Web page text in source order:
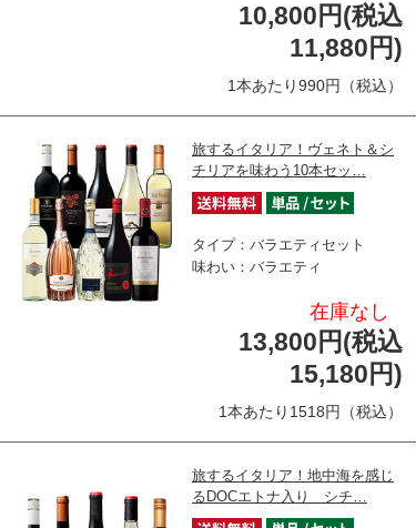
10,800円(税込
11,880円)
1本あたり990円（税込）
旅するイタリア！ヴェネト＆シ
チリアを味わう10本セッ…
タイプ：バラエティセット
味わい：バラエティ
在庫なし
13,800円(税込
15,180円)
1本あたり1518円（税込）
旅するイタリア！地中海を感じ
るDOCエトナ入り シチ…